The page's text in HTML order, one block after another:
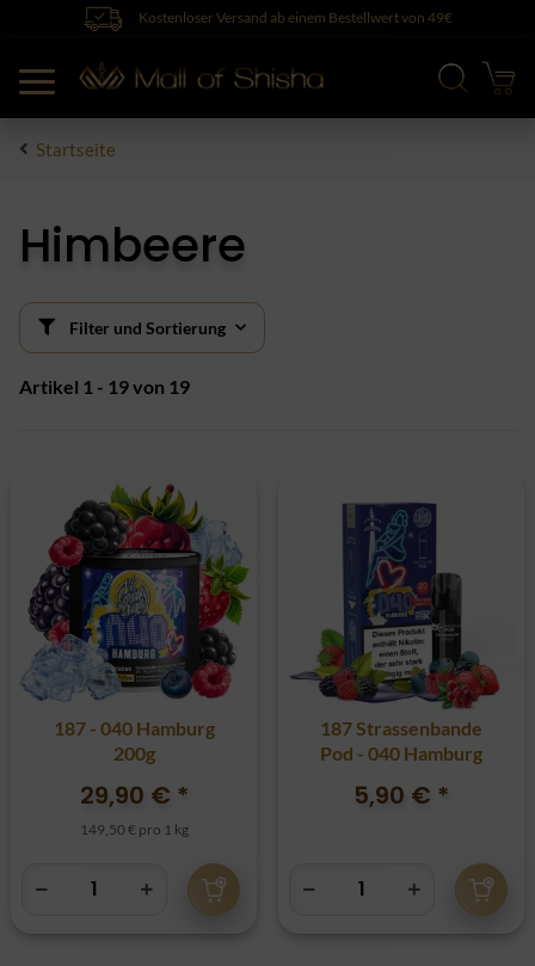
Kostenloser Versand ab einem Bestellwert von 49€
Startseite
Himbeere
Filter und Sortierung
Artikel 1 - 19 von 19
187 - 040 Hamburg
200g
29,90 € *
149,50 € pro 1 kg
187 Strassenbande
Pod - 040 Hamburg
5,90 € *